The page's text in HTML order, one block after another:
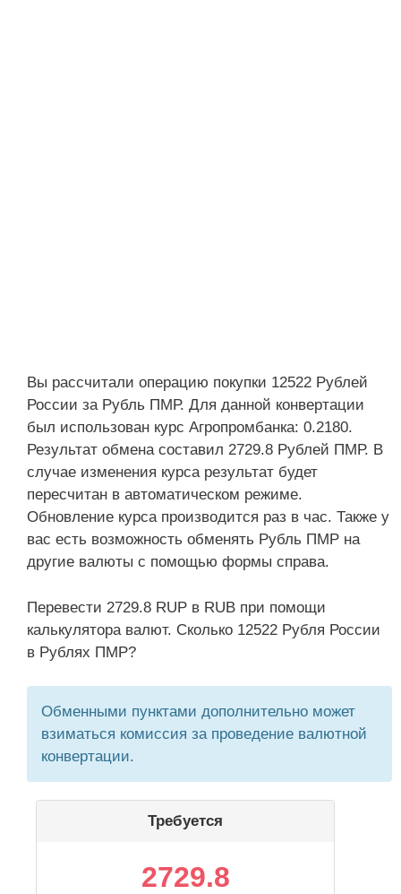
Вы рассчитали операцию покупки 12522 Рублей
России за Рубль ПМР. Для данной конвертации
был использован курс Агропромбанка: 0.2180.
Результат обмена составил 2729.8 Рублей ПМР. В
случае изменения курса результат будет
пересчитан в автоматическом режиме.
Обновление курса производится раз в час. Также у
вас есть возможность обменять Рубль ПМР на
другие валюты с помощью формы справа.
Перевести 2729.8 RUP в RUB при помощи
калькулятора валют. Сколько 12522 Рубля России
в Рублях ПМР?
Обменными пунктами дополнительно может
взиматься комиссия за проведение валютной
конвертации.
Требуется
2729.8